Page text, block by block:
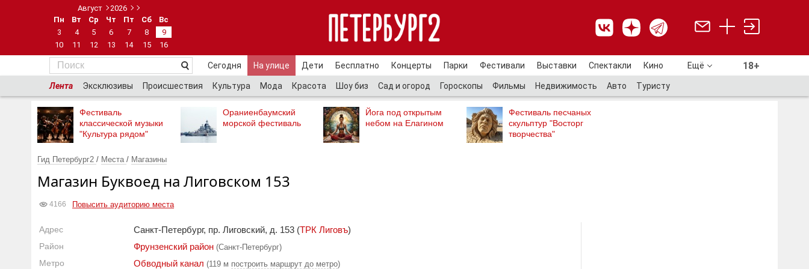
Август
2026
Пн
Вт Ср Чт Пт Сб
Вс
3
4 5 6 7 8
9
10
11 12 13 14 15 16
Сегодня На улице Дети Бесплатно Концерты Парки Фестивали Выставки Спектакли Кино Ещё 18+
Лента Эксклюзивы Происшествия Культура Мода Красота Шоу биз Сад и огород Гороскопы Фильмы Недвижимость Авто Туристу
Фестиваль
классической музыки
"Культура рядом"
Ораниенбаумский
морской фестиваль
Йога под открытым
небом на Елагином
Фестиваль песчаных
скульптур "Восторг
творчества"
Гид Петербург2 / Места / Магазины
Магазин Буквоед на Лиговском 153
4166 Повысить аудиторию места
Адрес Санкт-Петербург, пр. Лиговский, д. 153 (ТРК Лиговъ)
Район Фрунзенский район (Санкт-Петербург)
Метро Обводный канал (119 м построить маршрут до метро)